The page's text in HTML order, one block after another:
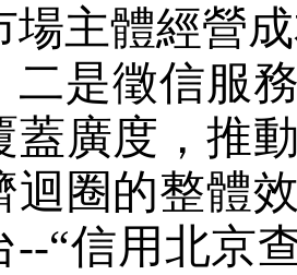
場主體經營
二是徵信服
蓋廣度，推
迴圈的整體
--“信用北京